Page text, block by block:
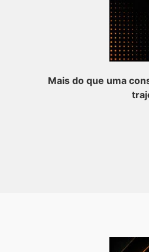
Mais do que uma